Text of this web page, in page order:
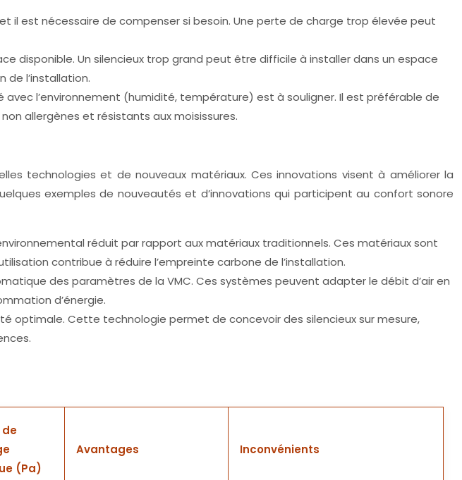
il est nécessaire de compenser si besoin. Une perte de charge trop élevée peut
disponible. Un silencieux trop grand peut être difficile à installer dans un espace
de l’installation.
l’environnement (humidité, température) est à souligner. Il est préférable de
allergènes et résistants aux moisissures.
technologies et de nouveaux matériaux. Ces innovations visent à améliorer la
exemples de nouveautés et d’innovations qui participent au confort sonore
réduit par rapport aux matériaux traditionnels. Ces matériaux sont
contribue à réduire l’empreinte carbone de l’installation.
des paramètres de la VMC. Ces systèmes peuvent adapter le débit d’air en
d’énergie.
optimale. Cette technologie permet de concevoir des silencieux sur mesure,
de
(Pa)
Avantages Inconvénients